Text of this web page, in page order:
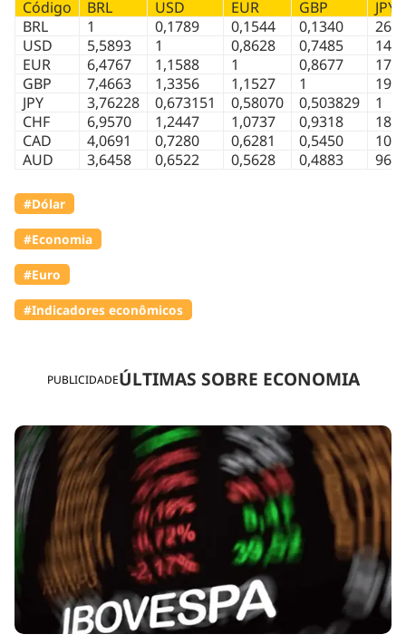
PUBLICIDADEÚLTIMAS SOBRE ECONOMIA
Código BRL USD EUR GBP
JPY
BRL
1 0,1789 0,1544 0,1340
USD
5,5893 1 0,8628 0,7485
EUR
6,4767 1,1588 1 0,8677
GBP
7,4663 1,3356 1,1527 1
JPY
3,76228 0,673151 0,58070 0,503829
1
CHF
6,9570 1,2447 1,0737 0,9318
CAD
4,0691 0,7280 0,6281 0,5450
AUD
3,6458 0,6522 0,5628 0,4883
#Dólar
#Economia
#Euro
#Indicadores econômicos